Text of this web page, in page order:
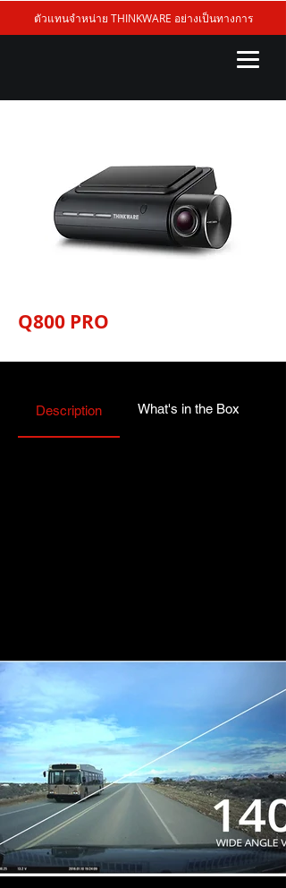
ตัวแทนจำหน่าย THINKWARE อย่างเป็นทางการ
Q800 PRO
Description What's in the Box